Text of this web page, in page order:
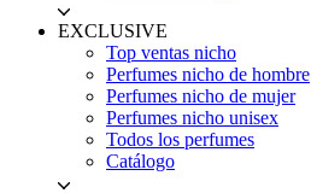
EXCLUSIVE
Top ventas nicho
Perfumes nicho de hombre
Perfumes nicho de mujer
Perfumes nicho unisex
Todos los perfumes
Catálogo